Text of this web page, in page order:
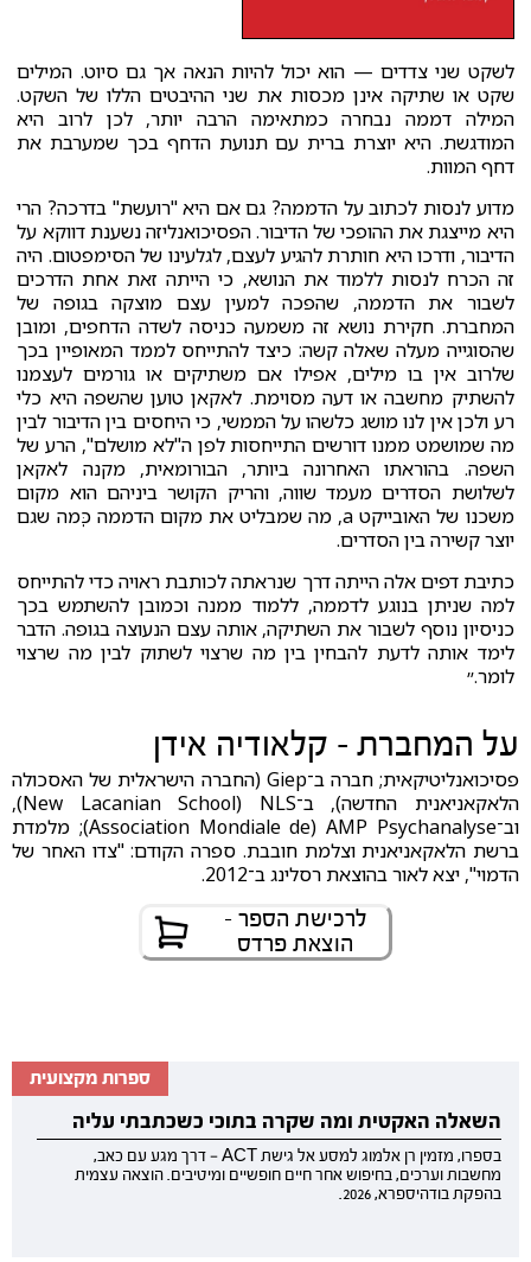
לשקט שני צדדים — הוא יכול להיות הנאה אך גם סיוט. המילים
שקט או שתיקה אינן מכסות את שני ההיבטים הללו של השקט.
המילה דממה נבחרה כמתאימה הרבה יותר, לכן לרוב היא
המודגשת. היא יוצרת ברית עם תנועת הדחף בכך שמערבת את
דחף המוות.
מדוע לנסות לכתוב על הדממה? גם אם היא "רועשת" בדרכה? הרי
היא מייצגת את ההופכי של הדיבור. הפסיכואנליזה נשענת דווקא על
הדיבור, ודרכו היא חותרת להגיע לעצם, לגלעינו של הסימפטום. היה
זה הכרח לנסות ללמוד את הנושא, כי הייתה זאת אחת הדרכים
לשבור את הדממה, שהפכה למעין עצם מוצקה בגופה של
המחברת. חקירת נושא זה משמעה כניסה לשדה הדחפים, ומובן
שהסוגייה מעלה שאלה קשה: כיצד להתייחס לממד המאופיין בכך
שלרוב אין בו מילים, אפילו אם משתיקים או גורמים לעצמנו
להשתיק מחשבה או דעה מסוימת. לאקאן טוען שהשפה היא כלי
רע ולכן אין לנו מושג כלשהו על הממשי, כי היחסים בין הדיבור לבין
מה שמושמט ממנו דורשים התייחסות לפן ה"לא מושלם", הרע של
השפה. בהוראתו האחרונה ביותר, הבורומאית, מקנה לאקאן
לשלושת הסדרים מעמד שווה, והריק הקושר ביניהם הוא מקום
משכנו של האובייקט a, מה שמבליט את מקום הדממה כְְּמה שגם
יוצר קשירה בין הסדרים.
כתיבת דפים אלה הייתה דרך שנראתה לכותבת ראויה כדי להתייחס
למה שניתן בנוגע לדממה, ללמוד ממנה וכמובן להשתמש בכך
כניסיון נוסף לשבור את השתיקה, אותה עצם הנעוצה בגופה. הדבר
לימד אותה לדעת להבחין בין מה שרצוי לשתוק לבין מה שרצוי
לומר.״
על המחברת - קלאודיה אידן
פסיכואנליטיקאית; חברה ב־Giep (החברה הישראלית של האסכולה
הלאקאניאנית החדשה), ב־New Lacanian School) NLS),
וב־Association Mondiale de) AMP Psychanalyse); מלמדת
ברשת הלאקאניאנית וצלמת חובבת. ספרה הקודם: "צדו האחר של
הדמוי", יצא לאור בהוצאת רסלינג ב־2012.
לרכישת הספר -
הוצאת פרדס
ספרות מקצועית
השאלה האקטית ומה שקרה בתוכי כשכתבתי עליה
בספרו, מזמין רן אלמוג למסע אל גישת ACT — דרך מגע עם כאב,
מחשבות וערכים, בחיפוש אחר חיים חופשיים ומיטיבים. הוצאה עצמית
בהפקת בודהיספרא, 2026.